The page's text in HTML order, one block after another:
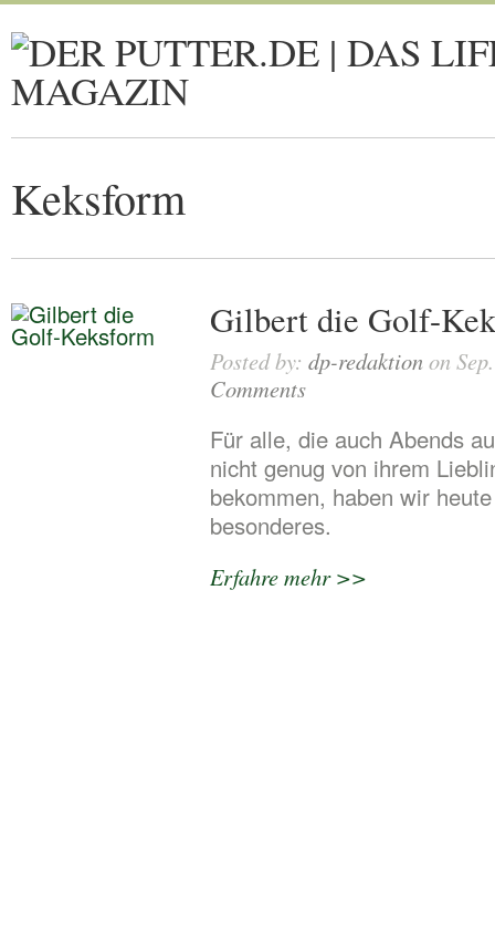
Keksform
Gilbert die Golf-
Posted by: dp-redaktionon
Comments
Für alle, die auch Abends
nicht genug von ihrem
bekommen, haben wir
besonderes.
Erfahre mehr >>